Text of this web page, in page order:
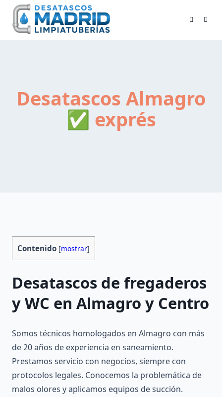
Skip
content
Desatascos Almagro
✅ exprés
Contenido [mostrar]
Desatascos de fregaderos
y WC en Almagro y Centro
Somos técnicos homologados en Almagro con más
de 20 años de experiencia en saneamiento.
Prestamos servicio con negocios, siempre con
protocolos legales. Conocemos la problemática de
malos olores y aplicamos equipos de succión.